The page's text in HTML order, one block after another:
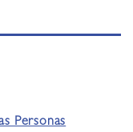
Personas